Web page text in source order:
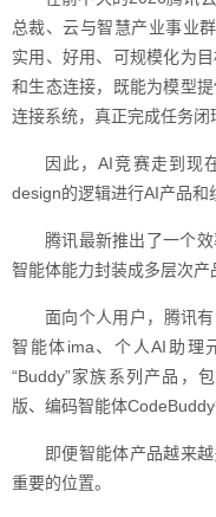
总裁、云与智慧产业事业
实用、好用、可规模化为
和生态连接，既能为模型
连接系统，真正完成任务闭
因此，AI竞赛走到现
design的逻辑进行AI产品和
腾讯最新推出了一个
智能体能力封装成多层次产
面向个人用户，腾讯
智能体ima、个人AI助理
“Buddy”家族系列产品，
版、编码智能体CodeBuddy
即便智能体产品越来
重要的位置。